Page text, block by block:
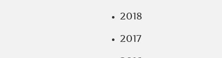
2018
2017